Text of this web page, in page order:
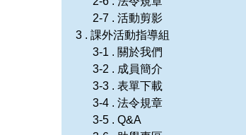
2-7 . 活動剪影
3 . 課外活動指導組
3-1 . 關於我們
3-2 . 成員簡介
3-3 . 表單下載
3-4 . 法令規章
3-5 . Q&A